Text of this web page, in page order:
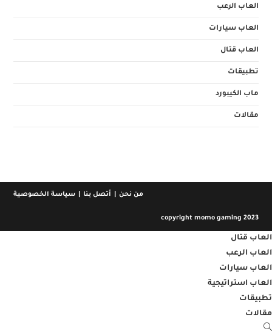
العاب الرعب
العاب سيارات
العاب قتال
تطبيقات
ماب الكيبورد
مقالات
من نحن أتصل بنا سياسة الخصوصية
copyright momo gaming 2023
العاب قتال
العاب الرعب
العاب سيارات
العاب استراتيجية
تطبيقات
مقالات
Toggle